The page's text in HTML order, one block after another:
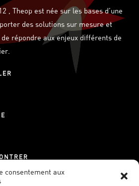
consentement aux
, Theop est née sur les bases d’une
des solutions sur mesure et
répondre aux enjeux différents de